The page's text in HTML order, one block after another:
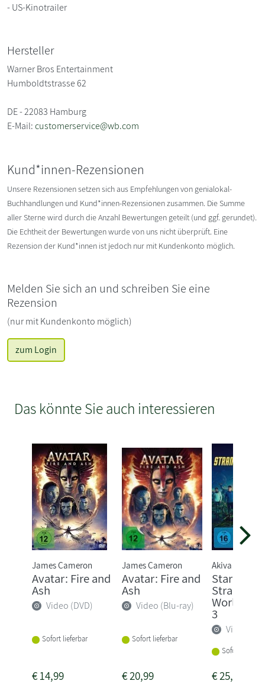
- US-Kinotrailer
Hersteller
Warner Bros Entertainment
Humboldtstrasse 62
DE - 22083 Hamburg
E-Mail:customerservice@wb.com
Kund*innen-Rezensionen
Unsere Rezensionen setzen sich aus Empfehlungen von genialokal-
Buchhandlungen und Kund*innen-Rezensionen zusammen. Die Summe
aller Sterne wird durch die Anzahl Bewertungen geteilt (und ggf. gerundet).
Die Echtheit der Bewertungen wurde von uns nicht überprüft. Eine
Rezension der Kund*innen ist jedoch nur mit Kundenkonto möglich.
Melden Sie sich an und schreiben Sie eine
Rezension
(nur mit Kundenkonto möglich)
zum Login
Das könnte Sie auch interessieren
James Cameron
Avatar: Fire and
Ash
Video (DVD)
Sofort lieferbar
€14,99
James Cameron
Avatar: Fire and
Ash
Video (Blu-ray)
Sofort lieferbar
€20,99
Akiva
Star Trek -
Strange
Worlds -
3
Video
Sofort
€25,99